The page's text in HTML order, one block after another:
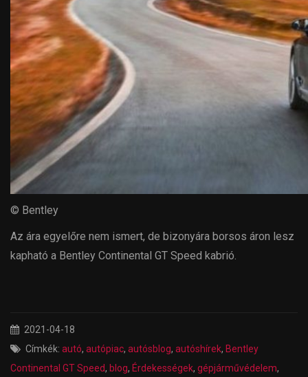
© Bentley
Az ára egyelőre nem ismert, de bizonyára borsos áron lesz
kapható a Bentley Continental GT Speed kabrió.
2021-04-18
Címkék: autó, autópiac, autósblog, autóshírek, Bentley
Continental GT Speed, blog, Érdekességek, gépjárművédelem,